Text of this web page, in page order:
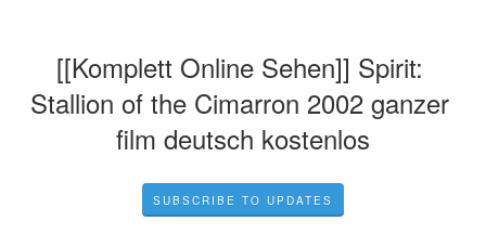
[[Komplett Online Sehen]] Spirit:
Stallion of the Cimarron 2002 ganzer
film deutsch kostenlos
SUBSCRIBE TO UPDATES